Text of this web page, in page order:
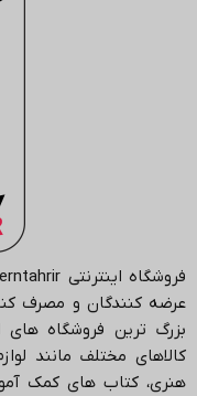
فروشگاه اینترنتی
عرضه کنندگان و مصرف
بزرگ ترین فروشگاه های
کالاهای مختلف مانند
هنری، کتاب های کمک